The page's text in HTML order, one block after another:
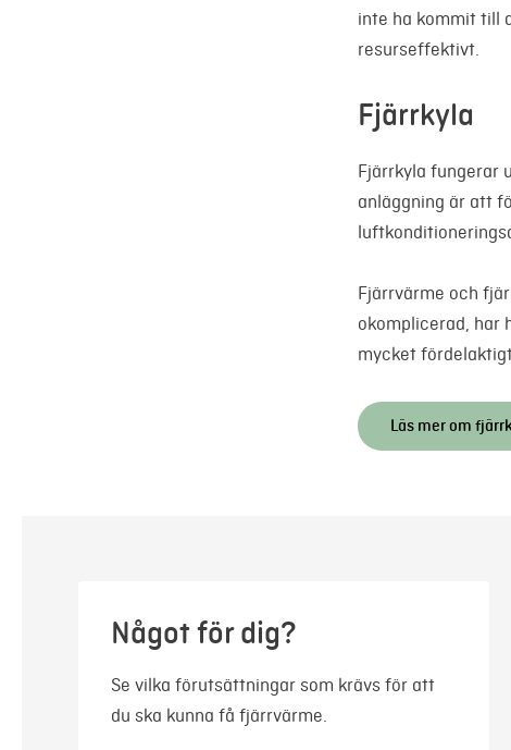
inte ha kommit till
resurseffektivt.
Fjärrkyla
Fjärrkyla fungerar
anläggning är att
Fjärrvärme och
okomplicerad, har
mycket
Läs mer om
Något för dig?
Se vilka förutsättningar som krävs för att
du ska kunna få fjärrvärme.